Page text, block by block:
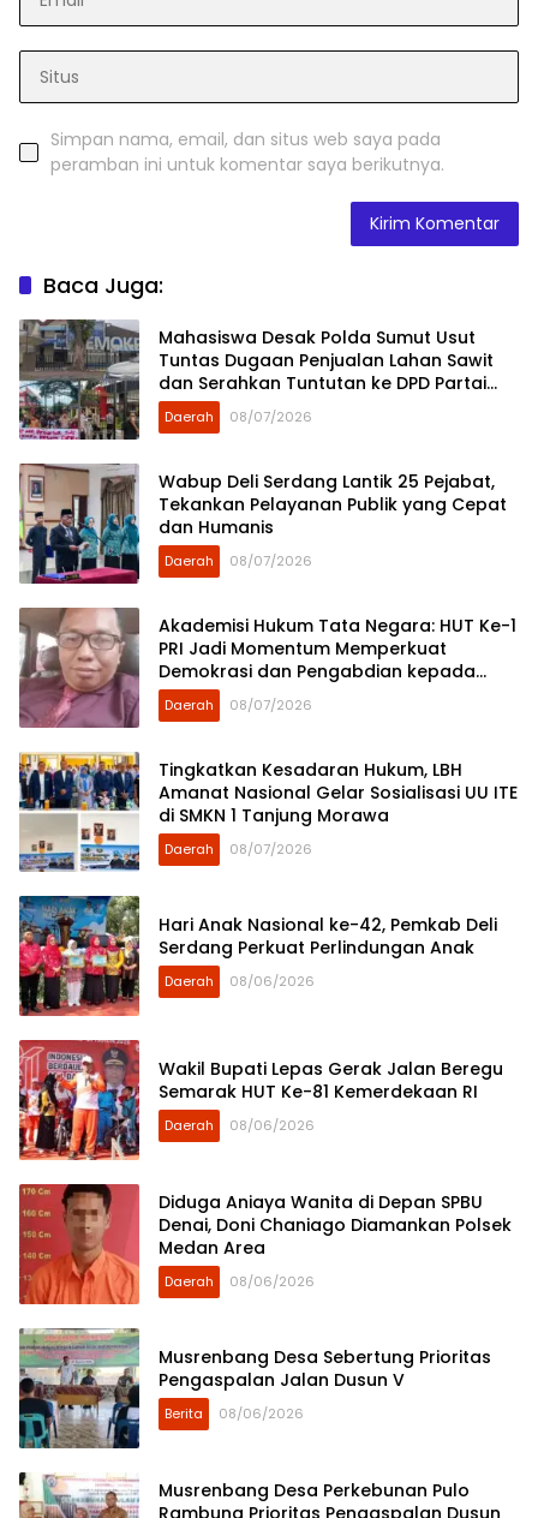
Simpan nama, email, dan situs web saya pada
peramban ini untuk komentar saya berikutnya.
Baca Juga:
Mahasiswa Desak Polda Sumut Usut
Tuntas Dugaan Penjualan Lahan Sawit
dan Serahkan Tuntutan ke DPD Partai
Demokrat Sumut
Daerah 08/07/2026
Wabup Deli Serdang Lantik 25 Pejabat,
Tekankan Pelayanan Publik yang Cepat
dan Humanis
Daerah 08/07/2026
Akademisi Hukum Tata Negara: HUT Ke-1
PRI Jadi Momentum Memperkuat
Demokrasi dan Pengabdian kepada
Rakyat
Daerah 08/07/2026
Tingkatkan Kesadaran Hukum, LBH
Amanat Nasional Gelar Sosialisasi UU ITE
di SMKN 1 Tanjung Morawa
Daerah 08/07/2026
Hari Anak Nasional ke-42, Pemkab Deli
Serdang Perkuat Perlindungan Anak
Daerah 08/06/2026
Wakil Bupati Lepas Gerak Jalan Beregu
Semarak HUT Ke-81 Kemerdekaan RI
Daerah 08/06/2026
Diduga Aniaya Wanita di Depan SPBU
Denai, Doni Chaniago Diamankan Polsek
Medan Area
Daerah 08/06/2026
Musrenbang Desa Sebertung Prioritas
Pengaspalan Jalan Dusun V
Berita 08/06/2026
Musrenbang Desa Perkebunan Pulo
Rambung Prioritas Pengaspalan Dusun